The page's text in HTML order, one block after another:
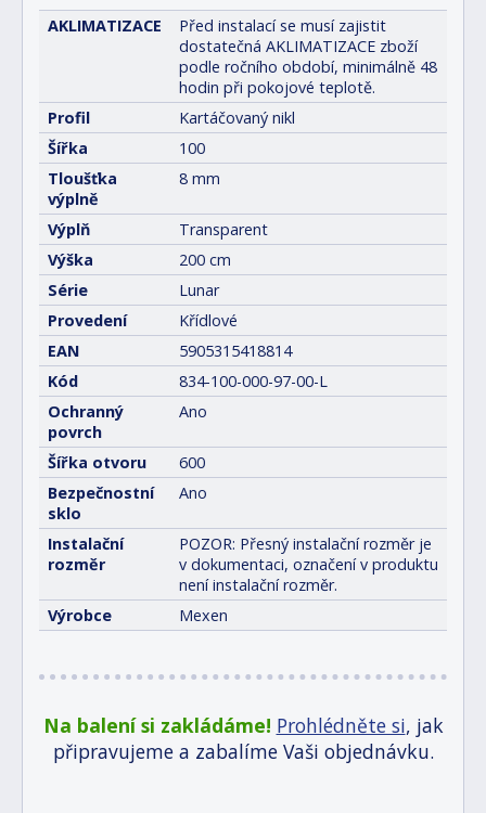
AKLIMATIZACE
Před instalací se musí zajistit
dostatečná AKLIMATIZACE zboží
podle ročního období, minimálně 48
hodin při pokojové teplotě.
Profil
Kartáčovaný nikl
Šířka
100
Tloušťka
výplně
8 mm
Výplň
Transparent
Výška
200 cm
Série
Lunar
Provedení
Křídlové
EAN
5905315418814
Kód
834-100-000-97-00-L
Ochranný
povrch
Ano
Šířka otvoru
600
Bezpečnostní
sklo
Ano
Instalační
rozměr
POZOR: Přesný instalační rozměr je
v dokumentaci, označení v produktu
není instalační rozměr.
Výrobce
Mexen
Na balení si zakládáme! Prohlédněte si, jak
připravujeme a zabalíme Vaši objednávku.